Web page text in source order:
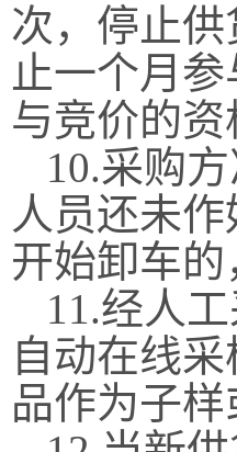
次，停止供
止一个月
与竞价的资
10.采购
人员还未
开始卸车
11.经人
自动在线
品作为子